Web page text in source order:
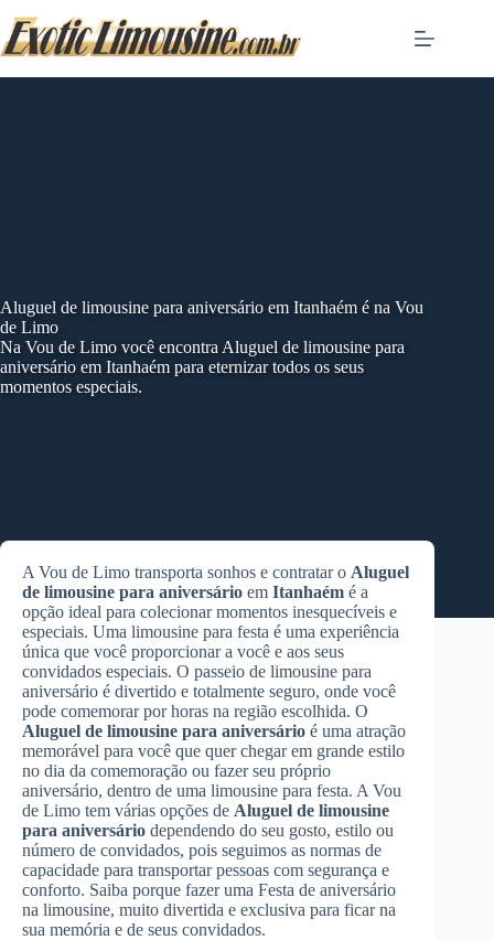
to
content
Aluguel de limousine para aniversário em Itanhaém é na Vou
de Limo
Na Vou de Limo você encontra Aluguel de limousine para
aniversário em Itanhaém para eternizar todos os seus
momentos especiais.
A Vou de Limo transporta sonhos e contratar o Aluguel
de limousine para aniversário em Itanhaém é a
opção ideal para colecionar momentos inesquecíveis e
especiais. Uma limousine para festa é uma experiência
única que você proporcionar a você e aos seus
convidados especiais. O passeio de limousine para
aniversário é divertido e totalmente seguro, onde você
pode comemorar por horas na região escolhida. O
Aluguel de limousine para aniversário é uma atração
memorável para você que quer chegar em grande estilo
no dia da comemoração ou fazer seu próprio
aniversário, dentro de uma limousine para festa. A Vou
de Limo tem várias opções de Aluguel de limousine
para aniversário dependendo do seu gosto, estilo ou
número de convidados, pois seguimos as normas de
capacidade para transportar pessoas com segurança e
conforto. Saiba porque fazer uma Festa de aniversário
na limousine, muito divertida e exclusiva para ficar na
sua memória e de seus convidados.